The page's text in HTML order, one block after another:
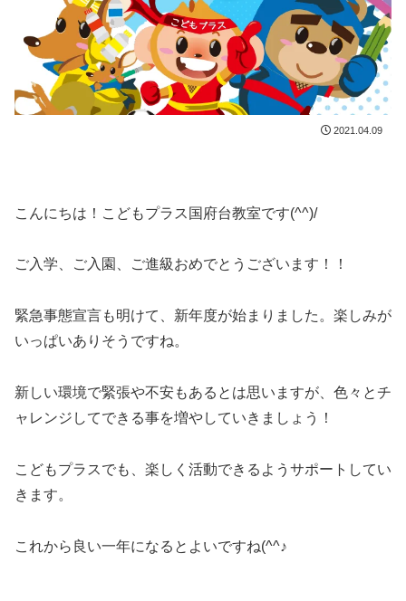
2021.04.09
こんにちは！こどもプラス国府台教室です(^^)/
ご入学、ご入園、ご進級おめでとうございます！！
緊急事態宣言も明けて、新年度が始まりました。楽しみが
いっぱいありそうですね。
新しい環境で緊張や不安もあるとは思いますが、色々とチ
ャレンジしてできる事を増やしていきましょう！
こどもプラスでも、楽しく活動できるようサポートしてい
きます。
これから良い一年になるとよいですね(^^♪